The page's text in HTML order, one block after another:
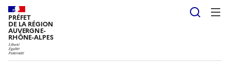
PRÉFET
DE LA RÉGION
AUVERGNE-
RHÔNE-ALPES